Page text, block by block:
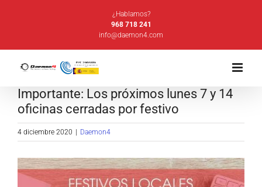
¿Hablamos?
968 718 241
info@daemon4.com
Importante: Los próximos lunes 7 y 14
oficinas cerradas por festivo
4 diciembre 2020 Daemon4
Ver
imagen